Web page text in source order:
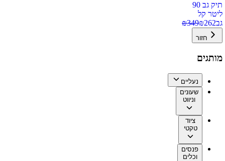
תיק גב 90
ליטר קל
גב
₪262
₪349
חזור
מותגים
נעליים
שעונים
וניווט
ציוד
טקטי
פנסים
וכלים